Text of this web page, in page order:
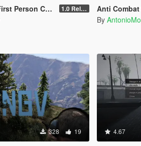
Camera 1.0 Release Anti
By
328 19 4.67